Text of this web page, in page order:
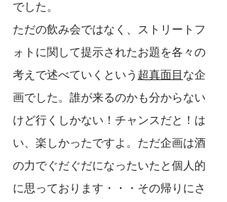
でした。
ただの飲み会ではなく、ストリートフ
ォトに関して提示されたお題を各々の
考えで述べていくという 超真面目な企
画でした。誰が来るのかも分からない
けど行くしかない！チャンスだと！は
い、楽しかったですよ。ただ企画は酒
の力でぐだぐだになったいたと個人的
に思っております・・・その帰りにさ